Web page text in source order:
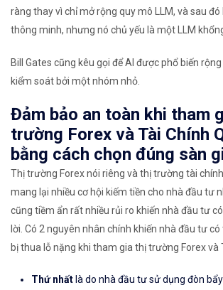
ràng thay vì chỉ mở rộng quy mô LLM, và sau
thông minh, nhưng nó chủ yếu là một LLM
Bill Gates cũng kêu gọi để AI được phổ biến
kiểm soát bởi một nhóm nhỏ.
Đảm bảo an toàn khi tham
trường Forex và Tài Chính
bằng cách chọn đúng sàn
Thị trường Forex nói riêng và thị trường tài
mang lại nhiều cơ hội kiếm tiền cho nhà đầu tư
cũng tiềm ẩn rất nhiều rủi ro khiến nhà đầu tư
lời. Có 2 nguyên nhân chính khiến nhà đầu tư
bị thua lỗ nặng khi tham gia thị trường Forex và
Thứ nhất là do nhà đầu tư sử dụng đòn